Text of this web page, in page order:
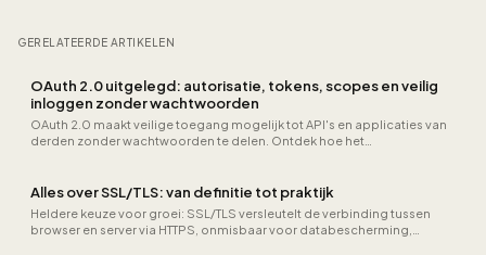
GERELATEERDE ARTIKELEN
OAuth 2.0 uitgelegd: autorisatie, tokens, scopes en veilig
inloggen zonder wachtwoorden
OAuth 2.0 maakt veilige toegang mogelijk tot API's en applicaties van
derden zonder wachtwoorden te delen. Ontdek hoe het
Alles over SSL/TLS: van definitie tot praktijk
Heldere keuze voor groei: SSL/TLS versleutelt de verbinding tussen
browser en server via HTTPS, onmisbaar voor databescherming,